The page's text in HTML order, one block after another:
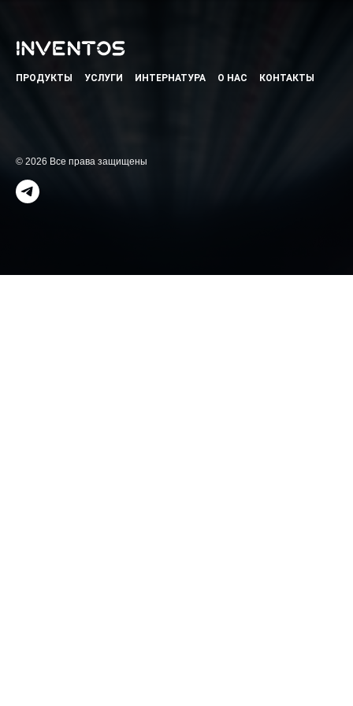
ПРОДУКТЫ УСЛУГИ ИНТЕРНАТУРА О НАС КОНТАКТЫ
© 2026 Все права защищены